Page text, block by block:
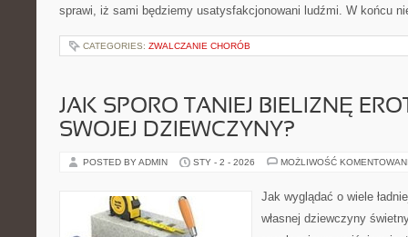
sprawi, iż sami będziemy usatysfakcjonowani ludźmi. W końcu
CATEGORIES: ZWALCZANIE CHORÓB
JAK SPORO TANIEJ BIELIZNĘ
SWOJEJ DZIEWCZYNY?
POSTED BY ADMIN STY - 2 - 2026 MOŻLIWOŚĆ
Jak wyglądać o wiele
własnej dziewczyny